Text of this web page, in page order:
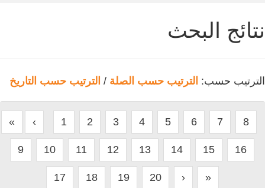
نتائج البحث
الترتيب حسب: الترتيب حسب الصلة / الترتيب حسب التاريخ
« ‹ 1 2 3 4 5 6 7 8
9 10 11 12 13 14 15 16
17 18 19 20 › »